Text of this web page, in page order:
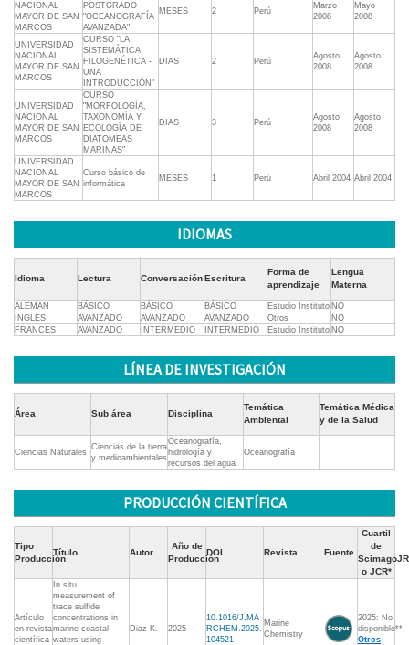
NACIONAL
MAYOR DE SAN
MARCOS
POSTGRADO
"OCEANOGRAFÍA
AVANZADA"
MESES 2 Perú
Marzo
2008
Mayo
2008
UNIVERSIDAD
NACIONAL
MAYOR DE SAN
MARCOS
CURSO "LA
SISTEMÁTICA
FILOGENÉTICA -
UNA
INTRODUCCIÓN"
DIAS 2 Perú
Agosto
2008
Agosto
2008
UNIVERSIDAD
NACIONAL
MAYOR DE SAN
MARCOS
CURSO
"MORFOLOGÍA,
TAXONOMÍA Y
ECOLOGÍA DE
DIATOMEAS
MARINAS"
DIAS 3 Perú
Agosto
2008
Agosto
2008
UNIVERSIDAD
NACIONAL
MAYOR DE SAN
MARCOS
Curso básico de
informática
MESES 1 Perú Abril 2004 Abril 2004
IDIOMAS
Idioma Lectura ConversaciónEscritura
Forma de
aprendizaje
Lengua
Materna
ALEMAN BÁSICO BÁSICO BÁSICO Estudio Instituto NO
INGLES
AVANZADO AVANZADO AVANZADO Otros
NO
FRANCES
AVANZADO INTERMEDIO INTERMEDIO Estudio Instituto NO
LÍNEA DE INVESTIGACIÓN
Área Sub área Disciplina
Temática
Ambiental
Temática Médica
y de la Salud
Ciencias Naturales
Ciencias de la tierra
y medioambientales
Oceanografía,
hidrología y
recursos del agua
Oceanografía
PRODUCCIÓN CIENTÍFICA
Tipo
Producción
Título Autor
Año de
Producción
DOI Revista Fuente
Cuartil
de
ScimagoJR
o JCR*
Artículo
en revista
científica
In situ
measurement of
trace sulfide
concentrations in
marine coastal
waters using
Diaz K. 2025
10.1016/J.MA
RCHEM.2025.
104521
Marine
Chemistry
2025: No
disponible**,
Otros